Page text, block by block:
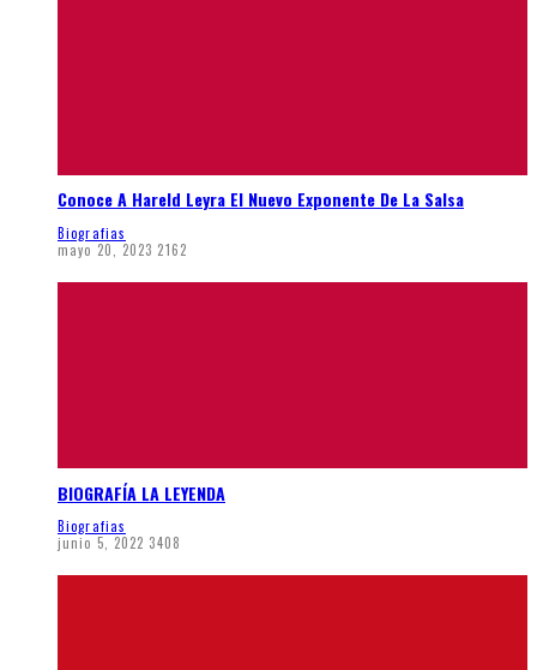
Conoce A Hareld Leyra El Nuevo Exponente De La Salsa
Biografias
mayo 20, 2023 2162
BIOGRAFÍA LA LEYENDA
Biografias
junio 5, 2022 3408